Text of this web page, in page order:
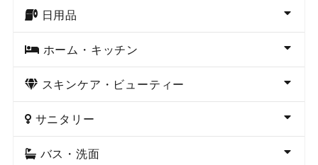
日用品
ホーム・キッチン
スキンケア・ビューティー
サニタリー
バス・洗面